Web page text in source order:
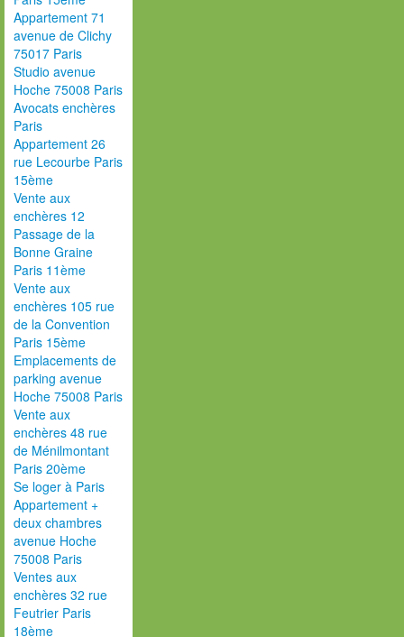
Appartement 71
avenue de Clichy
75017 Paris
Studio avenue
Hoche 75008 Paris
Avocats enchères
Paris
Appartement 26
rue Lecourbe Paris
15ème
Vente aux
enchères 12
Passage de la
Bonne Graine
Paris 11ème
Vente aux
enchères 105 rue
de la Convention
Paris 15ème
Emplacements de
parking avenue
Hoche 75008 Paris
Vente aux
enchères 48 rue
de Ménilmontant
Paris 20ème
Se loger à Paris
Appartement +
deux chambres
avenue Hoche
75008 Paris
Ventes aux
enchères 32 rue
Feutrier Paris
18ème